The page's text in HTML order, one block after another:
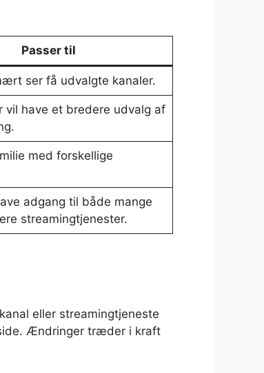
Passer til
ser få udvalgte kanaler.
vil have et bredere udvalg af
med forskellige
adgang til både mange
streamingtjenester.
eller streamingtjeneste
Ændringer træder i kraft